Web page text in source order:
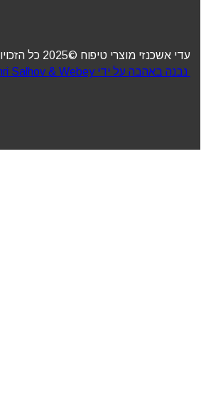
עדי אשכנזי מוצרי טיפוח ©2025 כל הזכויות שמורות
נבנה באהבה על ידי Omri Salhov & Webey